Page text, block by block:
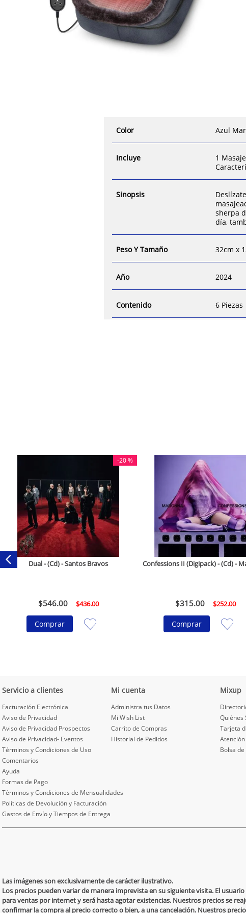
Color Azul
Incluye
1
Sinopsis
sherpa
día,
Peso Y Tamaño 32cm x
Año 2024
Contenido 6 Piezas
-20 %
Dual - (Cd) - Santos Bravos
$546.00 $436.00
Comprar
Confessions II (Digipack) - (Cd) -
$315.00 $252.00
Comprar
Servicio a clientes
Facturación Electrónica
Aviso de Privacidad
Aviso de Privacidad Prospectos
Aviso de Privacidad- Eventos
Términos y Condiciones de Uso
Comentarios
Ayuda
Formas de Pago
Términos y Condiciones de Mensualidades
Políticas de Devolución y Facturación
Gastos de Envío y Tiempos de Entrega
Mi cuenta
Administra tus Datos
Mi Wish List
Carrito de Compras
Historial de Pedidos
Mixup
Quiénes
Tarjeta
Bolsa
Las imágenes son exclusivamente de carácter ilustrativo.
Los precios pueden variar de manera imprevista en su siguiente visita. El
para ventas por internet y será hasta agotar existencias. Nuestros precios se
confirmar la compra al precio correcto o bien, a una cancelación. Nuestros